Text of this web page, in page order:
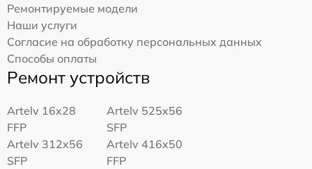
Ремонтируемые модели
Наши услуги
Согласие на обработку персональных данных
Способы оплаты
Ремонт устройств
Artelv 16x28
FFP
Artelv 525x56
SFP
Artelv 312x56
SFP
Artelv 416x50
FFP